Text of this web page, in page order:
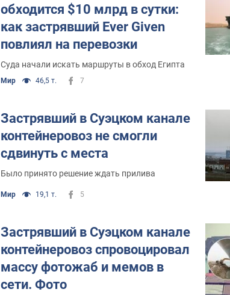
обходится $10 млрд в сутки:
как застрявший Ever Given
повлиял на перевозки
Суда начали искать маршруты в обход Египта
Мир 46,5 т. 7
Застрявший в Суэцком канале
контейнеровоз не смогли
сдвинуть с места
Было принято решение ждать прилива
Мир 19,1 т. 5
Застрявший в Суэцком канале
контейнеровоз спровоцировал
массу фотожаб и мемов в
сети. Фото